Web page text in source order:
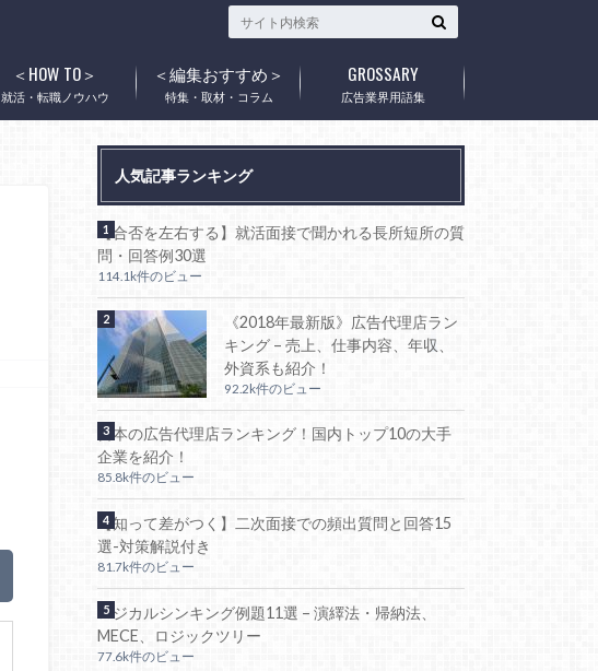
就活・転職ノウハウ
＜HOW TO＞
特集・取材・コラム
＜編集おすすめ＞
広告業界用語集
GROSSARY
人気記事ランキング
【合否を左右する】就活面接で聞かれる長所短所の質
問・回答例30選
114.1k件のビュー
《2018年最新版》広告代理店ラン
キング – 売上、仕事内容、年収、
外資系も紹介！
92.2k件のビュー
日本の広告代理店ランキング！国内トップ10の大手
企業を紹介！
85.8k件のビュー
【知って差がつく】二次面接での頻出質問と回答15
選-対策解説付き
81.7k件のビュー
ロジカルシンキング例題11選 – 演繹法・帰納法、
MECE、ロジックツリー
77.6k件のビュー